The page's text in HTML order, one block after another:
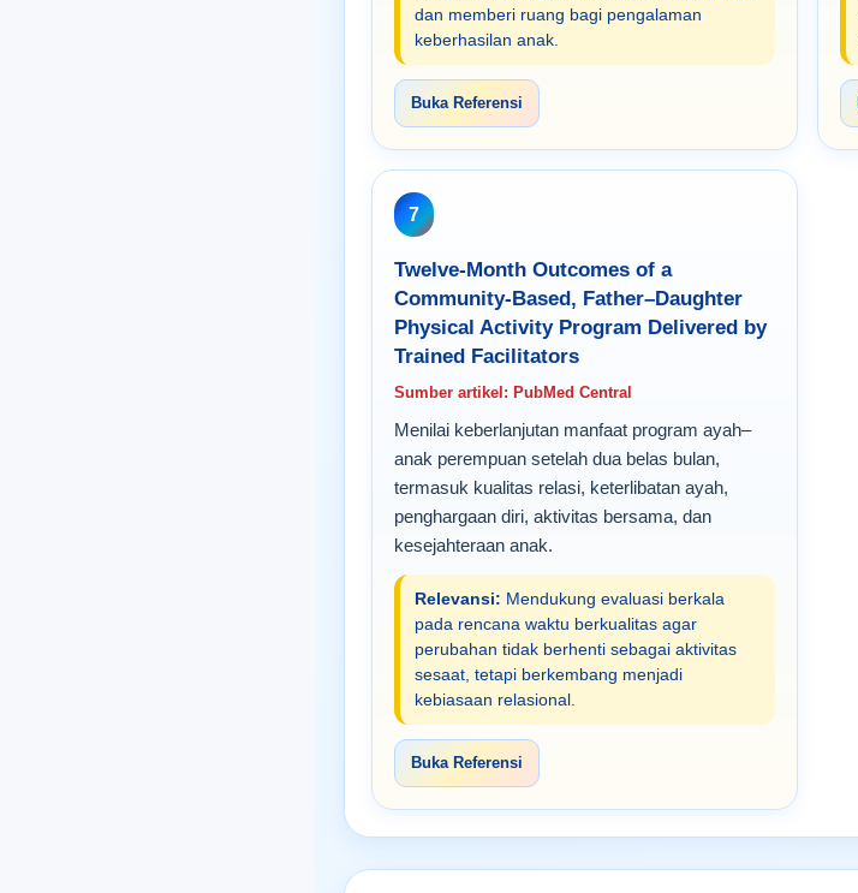
dan memberi ruang bagi pengalaman
keberhasilan anak.
Buka Referensi
7
Twelve-Month Outcomes of a
Community-Based, Father–Daughter
Physical Activity Program Delivered by
Trained Facilitators
Sumber artikel: PubMed Central
Menilai keberlanjutan manfaat program ayah–
anak perempuan setelah dua belas bulan,
termasuk kualitas relasi, keterlibatan ayah,
penghargaan diri, aktivitas bersama, dan
kesejahteraan anak.
Relevansi: Mendukung evaluasi berkala
pada rencana waktu berkualitas agar
perubahan tidak berhenti sebagai aktivitas
sesaat, tetapi berkembang menjadi
kebiasaan relasional.
Buka Referensi